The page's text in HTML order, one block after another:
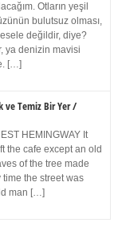
Otların yeşil
bulutsuz olması,
değildir, diye?
ya denizin mavisi
[…]
ve Temiz Bir Yer /
HEMINGWAY It
the cafe except an old
of the tree made
the street was
man […]